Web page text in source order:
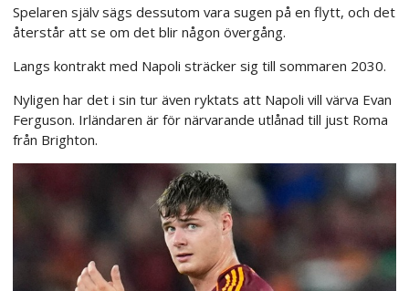
Spelaren själv sägs dessutom vara sugen på en flytt, och det
återstår att se om det blir någon övergång.
Langs kontrakt med Napoli sträcker sig till sommaren 2030.
Nyligen har det i sin tur även ryktats att Napoli vill värva Evan
Ferguson. Irländaren är för närvarande utlånad till just Roma
från Brighton.